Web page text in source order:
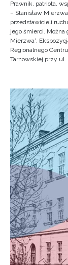
Prawnik, patriota,
– Stanisław
przedstawicieli
jego śmierci. Można
Mierzwa”.
Regionalnego
Tarnowskiej przy ul.